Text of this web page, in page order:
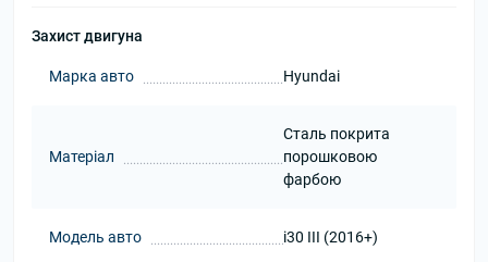
Захист двигуна
Марка авто Hyundai
Матеріал
Сталь покрита
порошковою
фарбою
Модель авто i30 III (2016+)